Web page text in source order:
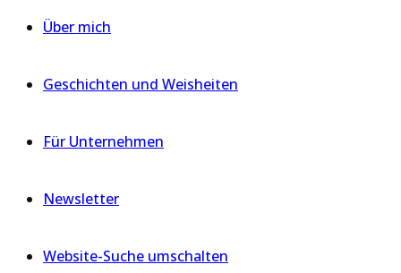
Über mich
Geschichten und Weisheiten
Für Unternehmen
Newsletter
Website-Suche umschalten